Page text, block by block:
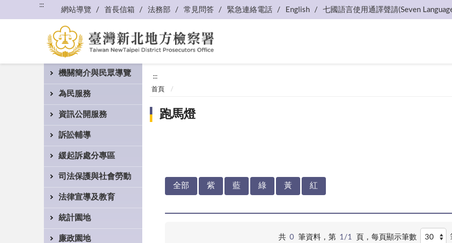
:::
網站導覽 首長信箱 法務部 常見問答 緊急連絡電話 English 七國語言使用通譯聲請(Seven
機關簡介與民眾導覽
為民服務
資訊公開服務
訴訟輔導
緩起訴處分專區
司法保護與社會勞動
法律宣導及教育
統計園地
廉政園地
:::
首頁
跑馬燈
全部 紫 藍 綠 黃 紅
共 0 筆資料，第 1/1 頁， 每頁顯示筆數